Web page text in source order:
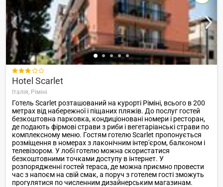

Hotel Scarlet
Італія, Ріміні
Готель Scarlet розташований на курорті Ріміні, всього в 200
метрах від набережної і піщаних пляжів. До послуг гостей
безкоштовна парковка, кондиціоновані номери і ресторан,
де подають фірмові страви з риби і вегетаріанські страви по
комплексному меню. Гостям готелю Scarlet пропонується
розміщення в номерах з лаконічним інтер'єром, балконом і
телевізором. У лобі готелю можна скористатися
безкоштовними точками доступу в інтернет. У
розпорядженні гостей тераса, де можна приємно провести
час з напоєм на свій смак, а поруч з готелем гості зможуть
прогулятися по численним дизайнерським магазинам.